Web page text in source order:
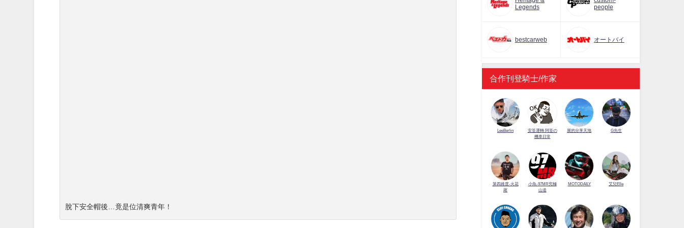
脫下安全帽後…竟是位清爽青年！
Legends
people
bestcarweb オートバイ
合作刊登騎士/作家
LeeBerlin
安筌運轉 阿筌の
機車日常
展的分享天地 G先生
第四維度-火花
羅
小魚-97MR究極
山道
MOTODAILY 艾兒Elle